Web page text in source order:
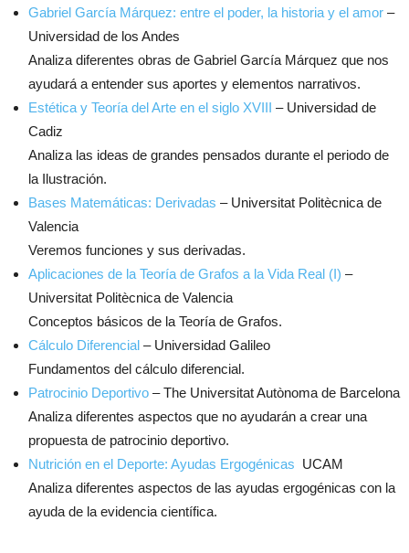
Gabriel García Márquez: entre el poder, la historia y el amor –
Universidad de los Andes
Analiza diferentes obras de Gabriel García Márquez que nos
ayudará a entender sus aportes y elementos narrativos.
Estética y Teoría del Arte en el siglo XVIII – Universidad de
Cadiz
Analiza las ideas de grandes pensados durante el periodo de
la Ilustración.
Bases Matemáticas: Derivadas – Universitat Politècnica de
Valencia
Veremos funciones y sus derivadas.
Aplicaciones de la Teoría de Grafos a la Vida Real (I) –
Universitat Politècnica de Valencia
Conceptos básicos de la Teoría de Grafos.
Cálculo Diferencial – Universidad Galileo
Fundamentos del cálculo diferencial.
Patrocinio Deportivo – The Universitat Autònoma de Barcelona
Analiza diferentes aspectos que no ayudarán a crear una
propuesta de patrocinio deportivo.
Nutrición en el Deporte: Ayudas Ergogénicas UCAM
Analiza diferentes aspectos de las ayudas ergogénicas con la
ayuda de la evidencia científica.